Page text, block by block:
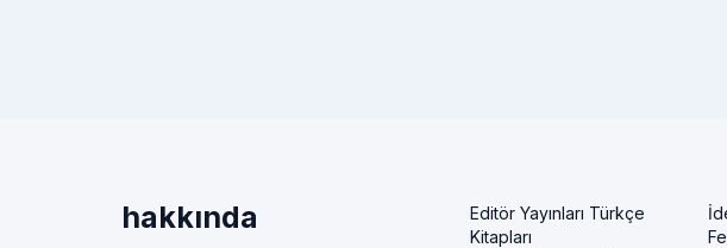
hakkında
Editör Yayınları Türkçe
Kitapları